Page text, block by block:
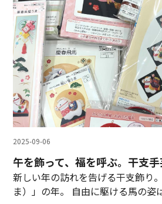
2025-09-06
午を飾って、福を呼ぶ。干支手
新しい年の訪れを告げる干支飾り
ま）」の年。 自由に駆ける馬の姿